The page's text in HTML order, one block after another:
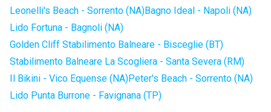
Leonelli's Beach - Sorrento (NA)Bagno Ideal - Napoli (NA)
Lido Fortuna - Bagnoli (NA)
Golden Cliff Stabilimento Balneare - Bisceglie (BT)
Stabilimento Balneare La Scogliera - Santa Severa (RM)
Il Bikini - Vico Equense (NA)Peter's Beach - Sorrento (NA)
Lido Punta Burrone - Favignana (TP)